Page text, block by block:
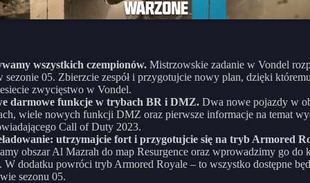
wszystkich czempionów. Mistrzowskie zadanie w Vondel
sezonie 05. Zbierzcie zespół i przygotujcie nowy plan, dzięki
zwycięstwo w Vondel.
darmowe funkcje w trybach BR i DMZ. Dwa nowe pojazdy w
wiele nowych funkcji DMZ oraz pierwsze informacje na temat
Call of Duty 2023.
utrzymajcie fort i przygotujcie się na tryb Armored
obszar Al Mazrah do map Resurgence oraz wprowadzimy go do
W dodatku powróci tryb Armored Royale – to wszystko dostępne
sezonu 05.